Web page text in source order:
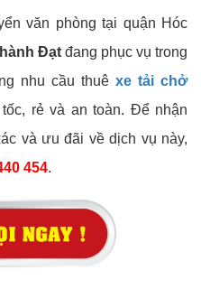
văn phòng tại quận Hóc
Đạtđang phục vụ trong
nhu cầu thuê xe tải chở
rẻ và an toàn. Để nhận
và ưu đãi về dịch vụ này,
454.